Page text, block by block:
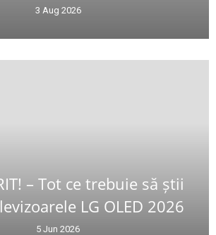
3 Aug 2026
– Tot ce trebuie să știi
LG OLED 2026
5 Jun 2026